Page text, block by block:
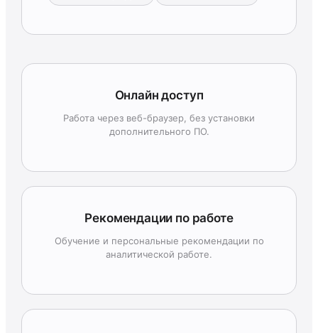
Онлайн доступ
Работа через веб-браузер, без установки
дополнительного ПО.
Рекомендации по работе
Обучение и персональные рекомендации по
аналитической работе.